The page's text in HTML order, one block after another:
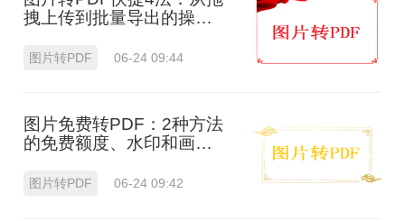
拽上传到批量导出的操作
图片转PDF 06-24 09:44
图片免费转PDF：2种方法
的免费额度、水印和画质
图片转PDF 06-24 09:42